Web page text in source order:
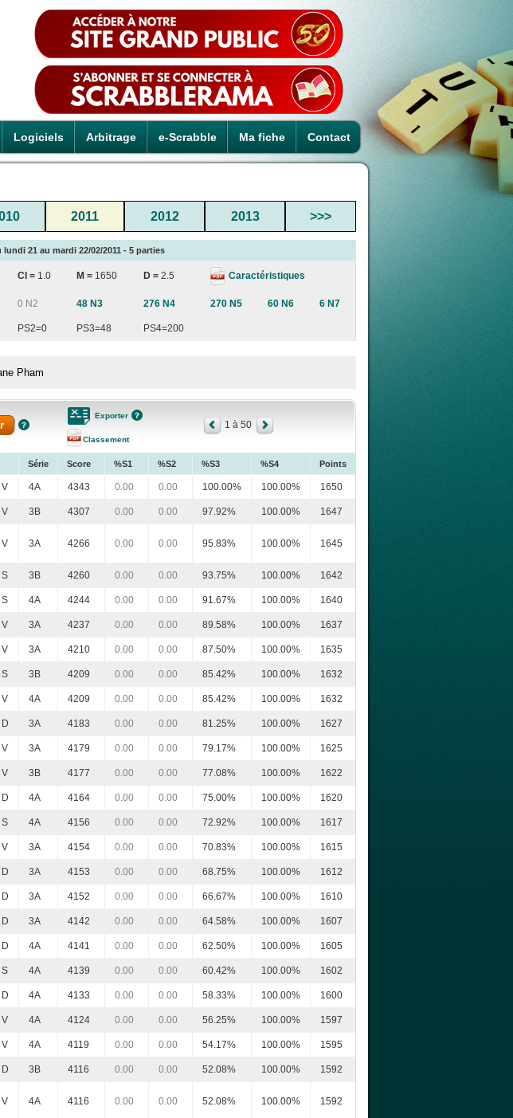
Logiciels Arbitrage e-Scrabble Ma fiche Contact
2011 2012 2013 >>>
lundi 21 au mardi 22/02/2011 - 5 parties
CI = 1.0 M = 1650 D = 2.5 Caractéristiques
0 N2 48 N3 276 N4 270 N5 60 N6 6 N7
PS2=0 PS3=48 PS4=200
Pham
Exporter
Classement
1 à 50
Série Score %S1 %S2 %S3 %S4 Points
V 4A 4343 0.00 0.00 100.00% 100.00% 1650
V 3B 4307 0.00 0.00 97.92% 100.00% 1647
V 3A 4266 0.00 0.00 95.83% 100.00% 1645
S 3B 4260 0.00 0.00 93.75% 100.00% 1642
S 4A 4244 0.00 0.00 91.67% 100.00% 1640
V 3A 4237 0.00 0.00 89.58% 100.00% 1637
V 3A 4210 0.00 0.00 87.50% 100.00% 1635
S 3B 4209 0.00 0.00 85.42% 100.00% 1632
V 4A 4209 0.00 0.00 85.42% 100.00% 1632
D 3A 4183 0.00 0.00 81.25% 100.00% 1627
V 3A 4179 0.00 0.00 79.17% 100.00% 1625
V 3B 4177 0.00 0.00 77.08% 100.00% 1622
D 4A 4164 0.00 0.00 75.00% 100.00% 1620
S 4A 4156 0.00 0.00 72.92% 100.00% 1617
V 3A 4154 0.00 0.00 70.83% 100.00% 1615
D 3A 4153 0.00 0.00 68.75% 100.00% 1612
D 3A 4152 0.00 0.00 66.67% 100.00% 1610
D 3A 4142 0.00 0.00 64.58% 100.00% 1607
D 4A 4141 0.00 0.00 62.50% 100.00% 1605
S 4A 4139 0.00 0.00 60.42% 100.00% 1602
D 4A 4133 0.00 0.00 58.33% 100.00% 1600
V 4A 4124 0.00 0.00 56.25% 100.00% 1597
V 4A 4119 0.00 0.00 54.17% 100.00% 1595
D 3B 4116 0.00 0.00 52.08% 100.00% 1592
V 4A 4116 0.00 0.00 52.08% 100.00% 1592